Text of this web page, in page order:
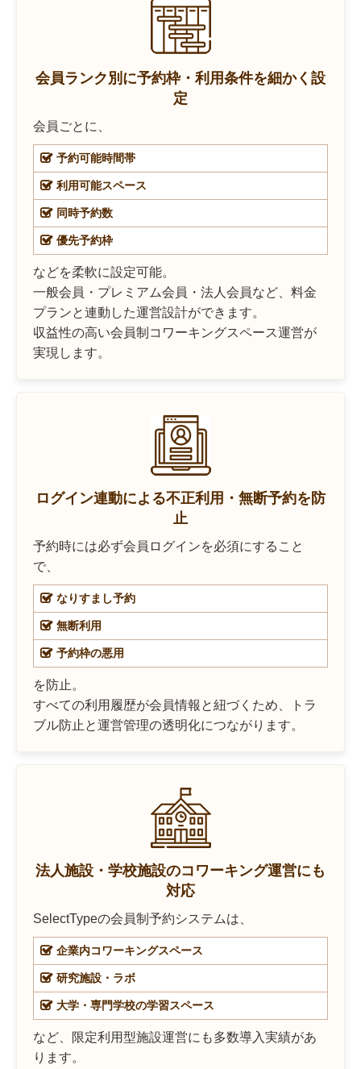
会員ランク別に予約枠・利用条件を細かく設
定
会員ごとに、
予約可能時間帯
利用可能スペース
同時予約数
優先予約枠
などを柔軟に設定可能。
一般会員・プレミアム会員・法人会員など、料金
プランと連動した運営設計ができます。
収益性の高い会員制コワーキングスペース運営が
実現します。
ログイン連動による不正利用・無断予約を防
止
予約時には必ず会員ログインを必須にすること
で、
なりすまし予約
無断利用
予約枠の悪用
を防止。
すべての利用履歴が会員情報と紐づくため、トラ
ブル防止と運営管理の透明化につながります。
法人施設・学校施設のコワーキング運営にも
対応
SelectTypeの会員制予約システムは、
企業内コワーキングスペース
研究施設・ラボ
大学・専門学校の学習スペース
など、限定利用型施設運営にも多数導入実績があ
ります。